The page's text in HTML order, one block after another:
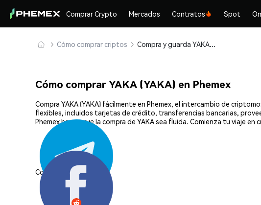
Comprar Crypto Mercados Contratos Spot
Cómo comprar criptos Compra y guarda YAKA (YAKA) de forma segura
Cómo comprar YAKA (YAKA) en Phemex
Compra YAKA (YAKA) fácilmente en Phemex, el intercambio de
flexibles, incluidos tarjetas de crédito, transferencias bancarias,
Phemex hacen que la compra de YAKA sea fluida. Comienza tu viaje
Compartir: